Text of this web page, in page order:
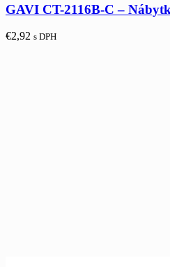
GAVI CT-2116B-C –
€2,92 s DPH